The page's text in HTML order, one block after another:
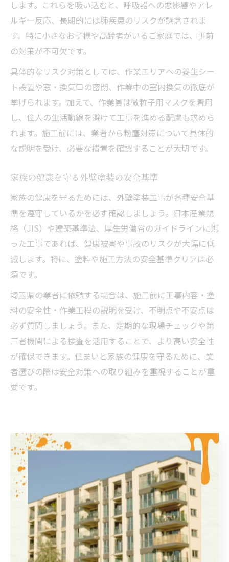
します。これらを吸い込むと、呼吸器への悪影響やアレ
ルギー反応、長期的には肺疾患のリスクが懸念されま
す。特に小さなお子様や高齢者がいるご家庭では、事前
の対策が不可欠です。
具体的なリスク対策としては、作業エリアへの養生シー
ト設置や窓・換気口の密閉、作業中の室内換気の徹底が
挙げられます。加えて、作業員は微粒子用マスクを着用
し、住人の生活動線を避けて工事を進める配慮も求めら
れます。施工前には、業者から粉塵対策について具体的
な説明を受け、必要な措置を確認することが大切です。
家族の健康を守る外壁塗装の安全基準
家族の健康を守るためには、外壁塗装工事が各種安全基
準を遵守しているかを必ず確認しましょう。日本産業規
格（JIS）や建築基準法、厚生労働省のガイドラインに則
った工事であれば、健康被害や事故のリスクが大幅に低
減します。特に、塗料や施工方法の安全基準クリアは必
須です。
埼玉県の業者に依頼する場合は、施工前に工事内容・塗
料の安全性・作業工程の説明を受け、不明点や不安点は
必ず質問しましょう。また、定期的な現場チェックや第
三者機関による検査を活用することで、より高い安全性
が確保できます。住まいと家族の健康を守るために、業
者選びの際は安全対策への取り組みを重視することが重
要です。
信頼性重視なら外壁塗装の選
定ポイント解説
信頼できる外壁塗装業者の見極め方
外壁塗装を埼玉県で行う際、最も重要なのは信頼できる
業者を見極めることです。悪質業者による手抜き工事や
高額請求などの被害事例も多く報告されているため、慎